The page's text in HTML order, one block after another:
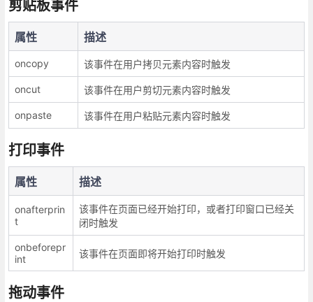
剪贴板事件
属性 描述
oncopy 该事件在用户拷贝元素内容时触发
oncut 该事件在用户剪切元素内容时触发
onpaste 该事件在用户粘贴元素内容时触发
打印事件
属性 描述
onafterprin
t
该事件在页面已经开始打印，或者打印窗口已经关
闭时触发
onbeforepr
int
该事件在页面即将开始打印时触发
拖动事件